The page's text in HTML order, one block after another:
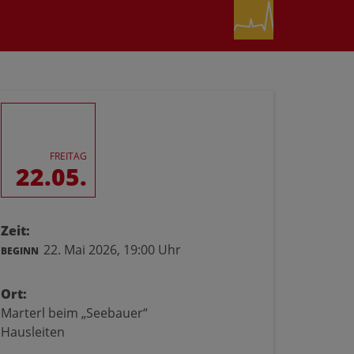
FREITAG
22.05.
Zeit:
BEGINN 22. Mai 2026, 19:00 Uhr
Ort:
Marterl beim „Seebauer“
Hausleiten